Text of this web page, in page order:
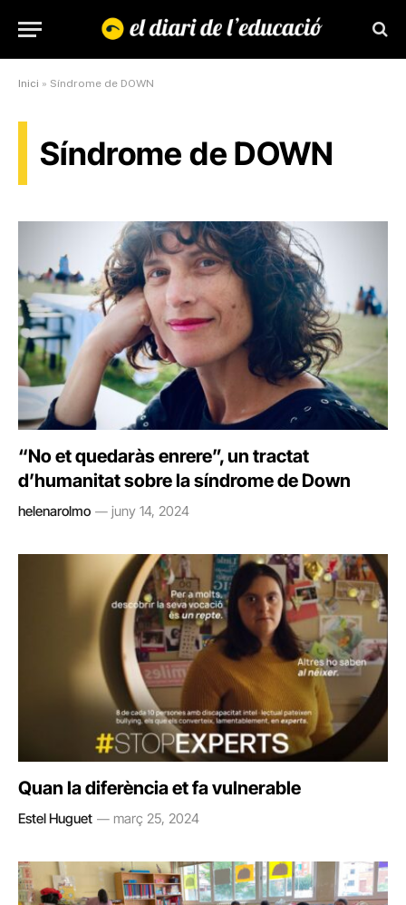
Inici » Síndrome de DOWN
Síndrome de DOWN
“No et quedaràs enrere”, un tractat
d’humanitat sobre la síndrome de Down
helenarolmo juny 14, 2024
Quan la diferència et fa vulnerable
Estel Huguet març 25, 2024